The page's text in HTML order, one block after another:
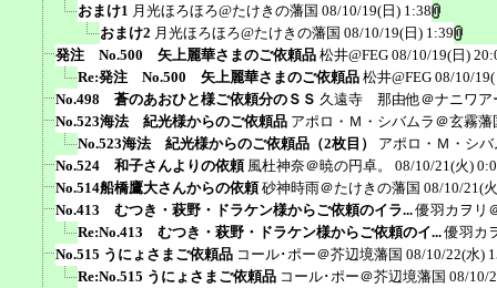
おまけ1 月光ほろほろ@たけきの藩国 08/10/19(日) 1:38
おまけ2 月光ほろほろ@たけきの藩国 08/10/19(日) 1:39
発注 No.500 矢上麗華さまのご依頼品 松井@FEG 08/10/19(日)
Re:発注 No.500 矢上麗華さまのご依頼品 松井@FEG 08/10/
No.498 蒼のあおひと様ご依頼分のＳＳ 久遠寺 那由他＠ナニワア
No.523海法 紀光様からのご依頼品 アポロ・Ｍ・シバムラ＠玄霧藩
No.523海法 紀光様からのご依頼品（2枚目）
アポロ・Ｍ・シ
No.524 和子さんよりの依頼 風杜神奈＠暁の円卓。
08/10/21(火)
No.514船橋鷹大さんからの依頼 砂神時雨＠たけきの藩国 08/10/21(
No.413 むつき・萩野・ドラケン様からご依頼のイラ... 優羽カヲリ
Re:No.413 むつき・萩野・ドラケン様からご依頼のイ... 優羽カ
No.515 うにょさまご依頼品 コール･ポー＠芥辺境藩国 08/10/22(水)
Re:No.515 うにょさまご依頼品 コール･ポー＠芥辺境藩国 08/10/